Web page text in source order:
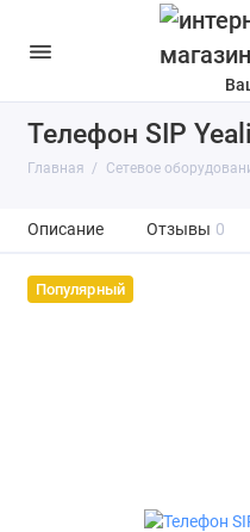
Телефон SIP
Главная Сетевое
Описание Отзывы 0
Популярный